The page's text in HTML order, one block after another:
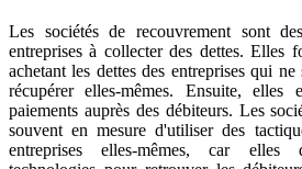
Les sociétés de recouvrement sont
entreprises à collecter des dettes. Elles
achetant les dettes des entreprises qui
récupérer elles-mêmes. Ensuite, elles
paiements auprès des débiteurs. Les
souvent en mesure d'utiliser des
entreprises elles-mêmes, car elles